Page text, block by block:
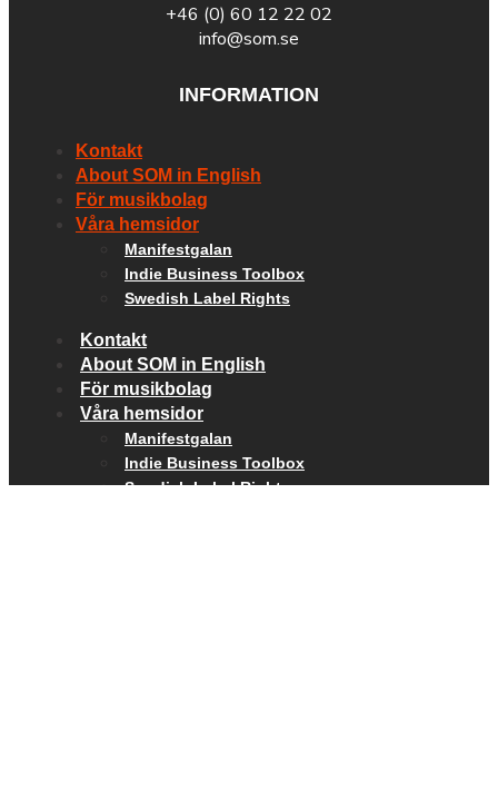
+46 (0) 60 12 22 02
info@som.se
INFORMATION
Kontakt
About SOM in English
För musikbolag
Våra hemsidor
Manifestgalan
Indie Business Toolbox
Swedish Label Rights
Kontakt
About SOM in English
För musikbolag
Våra hemsidor
Manifestgalan
Indie Business Toolbox
Swedish Label Rights